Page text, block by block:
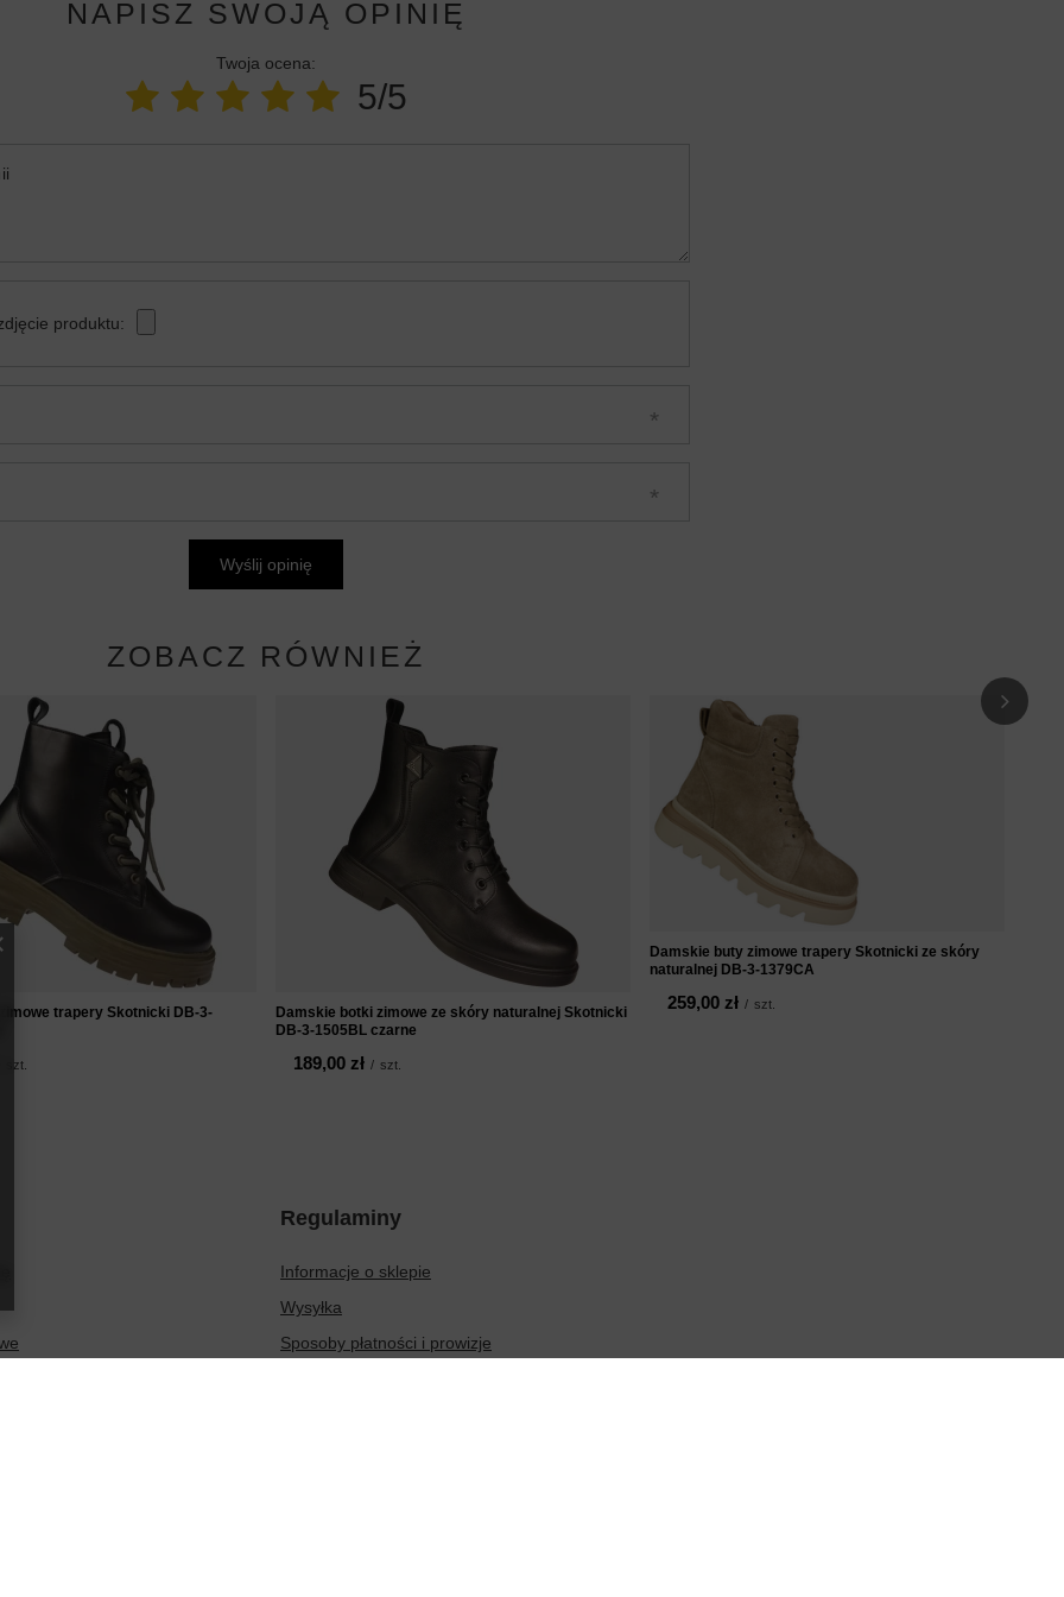
NAPISZ SWOJĄ OPINIĘ
Twoja ocena:
5/5
produktu:
Wyślij opinię
ZOBACZ RÓWNIEŻ
trapery Skotnicki DB-3-
szt.
Damskie botki zimowe ze skóry naturalnej Skotnicki
DB-3-1505BL czarne
189,00 zł / szt.
Damskie buty zimowe trapery Skotnicki ze skóry
naturalnej DB-3-1379CA
259,00 zł / szt.
Regulaminy
Informacje o sklepie
Wysyłka
Sposoby płatności i prowizje